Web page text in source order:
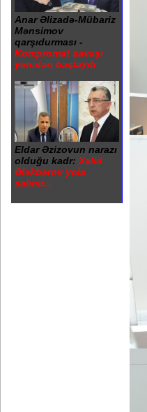
Anar Əlizadə-Mübariz
Mənsimov
qarşıdurması -
Kompromat savaşı
yenidən başlayıb
Eldar Əzizovun narazı
olduğu kadr: Xalid
Ələkbərov yola
salınır...